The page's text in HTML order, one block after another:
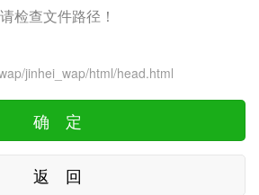
请检查文件路径！
jinhei_wap/html/head.html
确 定
返 回